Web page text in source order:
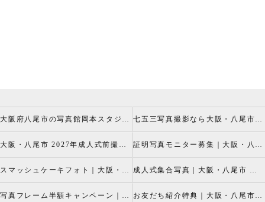
大阪府八尾市の写真館岡本スタジオの撮影キャンペーン 七五三写真撮影なら大阪・八尾市 の岡本スタジオへ
大阪・八尾市 2027年成人式前撮り振袖写真撮影、成人振袖レンタルなら2026年成人前撮りキャペーン開催中の岡本スタジオへ 証明写真モニター募集｜大阪・八尾市 証明写真撮影なら岡本スタジオへ！証明写真モニターモデル募集中！
スマッシュケーキフォト｜大阪・八尾市 スマッシュケーキ写真撮影、ベビーフォト撮影は岡本スタジオへ 成人式集合写真｜大阪・八尾市 友達集合写真、成人式集合写真撮影なら岡本スタジオへ
写真フレーム半額キャンペーン｜大阪・八尾市 写真撮影なら半額割引キャペーン開催中の岡本スタジオへ お友だち紹介特典｜大阪・八尾市 記念写真撮影なら岡本スタジオへ